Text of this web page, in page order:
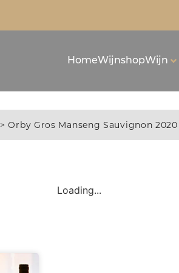
HomeWijnshopWijn
> Orby Gros Manseng Sauvignon 2020
Loading...